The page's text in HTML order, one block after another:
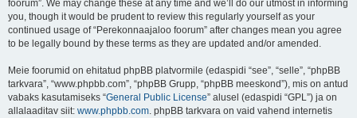
foorum”. We may change these at any time and we’ll do our utmost in informing
you, though it would be prudent to review this regularly yourself as your
continued usage of “Perekonnaajaloo foorum” after changes mean you agree
to be legally bound by these terms as they are updated and/or amended.
Meie foorumid on ehitatud phpBB platvormile (edaspidi “see”, “selle”, “phpBB
tarkvara”, “www.phpbb.com”, “phpBB Grupp, “phpBB meeskond”), mis on antud
vabaks kasutamiseks “General Public License” alusel (edaspidi “GPL”) ja on
allalaaditav siit: www.phpbb.com. phpBB tarkvara on vaid vahend internetis